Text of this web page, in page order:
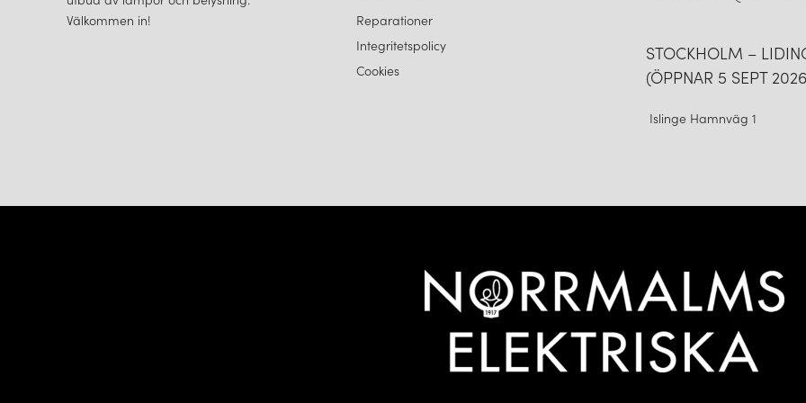
Välkommen in!
Reparationer
Integritetspolicy
Cookies
STOCKHOLM –
(ÖPPNAR 5 SEPT
Islinge Hamnväg 1